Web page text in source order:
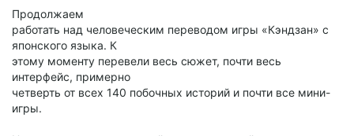
Продолжаем
работать над человеческим переводом игры «Кэндзан» с
японского языка. К
этому моменту перевели весь сюжет, почти весь
интерфейс, примерно
четверть от всех 140 побочных историй и почти все мини-
игры.